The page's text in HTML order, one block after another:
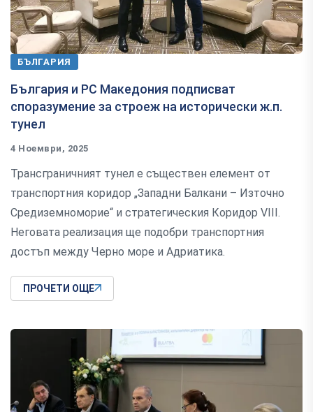
БЪЛГАРИЯ
България и РС Македония подписват
споразумение за строеж на исторически ж.п.
тунел
4 Ноември, 2025
Трансграничният тунел е съществен елемент от
транспортния коридор „Западни Балкани – Източно
Средиземноморие“ и стратегическия Коридор VIII.
Неговата реализация ще подобри транспортния
достъп между Черно море и Адриатика.
ПРОЧЕТИ ОЩЕ